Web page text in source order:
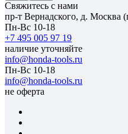
Свяжитесь с нами
пр-т Вернадского, д. Москва
Пн-Вс 10-18
+7 495 005 97 19
наличие уточняйте
info@honda-tools.ru
Пн-Вс 10-18
info@honda-tools.ru
не оферта